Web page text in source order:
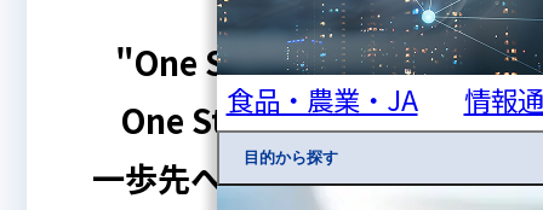
食品・農業・JA 情報
目的から探す
"One Step Forward,
One Step Beyond."
一歩先へ、そして未来へ